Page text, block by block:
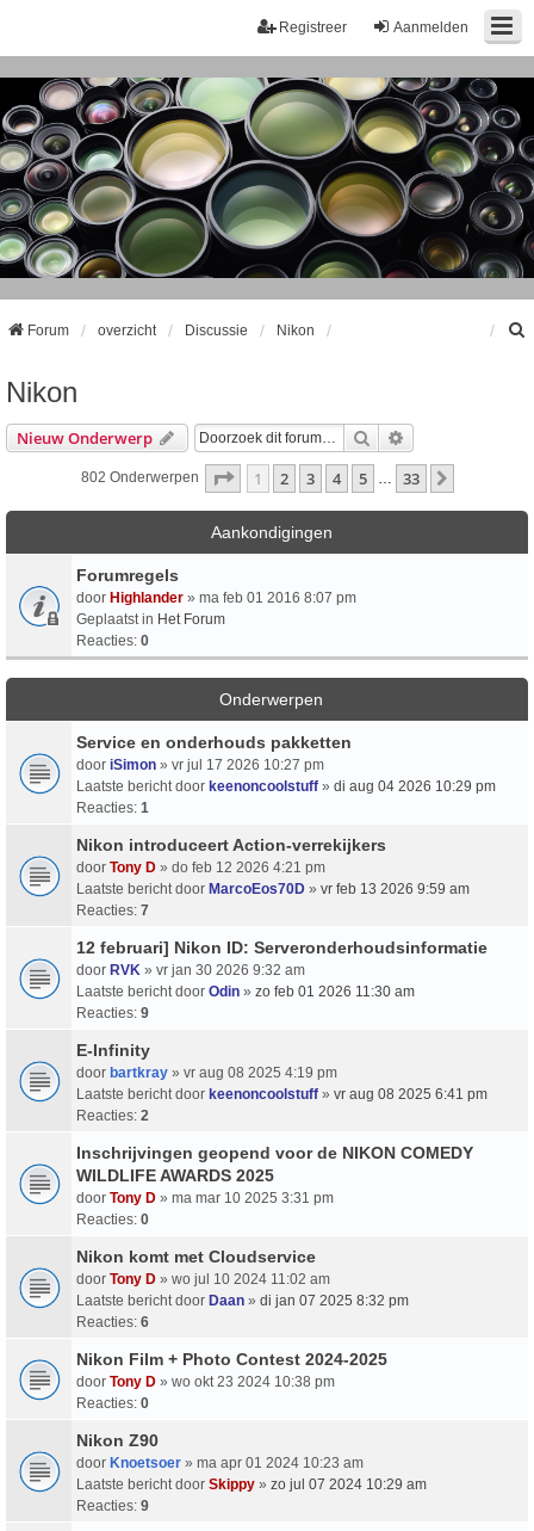
Aanmelden
Registreer
Forum overzicht Discussie Nikon
Nikon
Nieuw Onderwerp Zoek
802 Onderwerpen Pagina Van33
1 2 3 4 5 33
Aankondigingen
Forumregels
door Highlander » ma feb 01 2016 8:07 pm
Geplaatst in Het Forum
Reacties: 0
Onderwerpen
Service en onderhouds pakketten
door iSimon » vr jul 17 2026 10:27 pm
Laatste bericht door keenoncoolstuff » di aug 04 2026 10:29 pm
Reacties: 1
Nikon introduceert Action-verrekijkers
door Tony D » do feb 12 2026 4:21 pm
Laatste bericht door MarcoEos70D » vr feb 13 2026 9:59 am
Reacties: 7
12 februari] Nikon ID: Serveronderhoudsinformatie
door RVK » vr jan 30 2026 9:32 am
Laatste bericht door Odin » zo feb 01 2026 11:30 am
Reacties: 9
E-Infinity
door bartkray » vr aug 08 2025 4:19 pm
Laatste bericht door keenoncoolstuff » vr aug 08 2025 6:41 pm
Reacties: 2
Inschrijvingen geopend voor de NIKON COMEDY
WILDLIFE AWARDS 2025
door Tony D » ma mar 10 2025 3:31 pm
Reacties: 0
Nikon komt met Cloudservice
door Tony D » wo jul 10 2024 11:02 am
Laatste bericht door Daan » di jan 07 2025 8:32 pm
Reacties: 6
Nikon Film + Photo Contest 2024-2025
door Tony D » wo okt 23 2024 10:38 pm
Reacties: 0
Nikon Z90
door Knoetsoer » ma apr 01 2024 10:23 am
Laatste bericht door Skippy » zo jul 07 2024 10:29 am
Reacties: 9